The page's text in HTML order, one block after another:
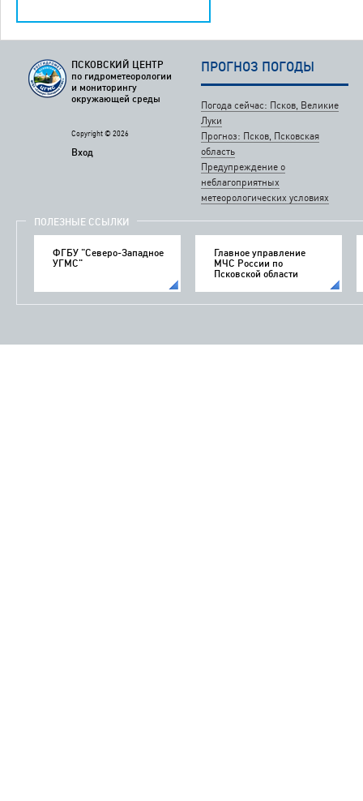
ПСКОВСКИЙ ЦЕНТР
по гидрометеорологии
и мониторингу
окружающей среды
Copyright © 2026
Вход
ПРОГНОЗ ПОГОДЫ
Погода сейчас: Псков, Великие
Луки
Прогноз: Псков, Псковская
область
Предупреждение о
неблагоприятных
метеорологических условиях
ПОЛЕЗНЫЕ ССЫЛКИ
ФГБУ "Северо-Западное
УГМС"
Главное управление
МЧС России по
Псковской области